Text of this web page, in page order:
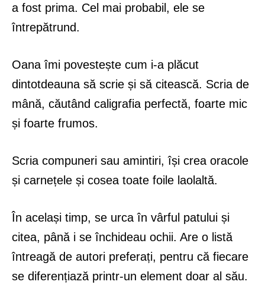
a fost prima. Cel mai probabil, ele se
întrepătrund.
Oana îmi povestește cum i-a plăcut
dintotdeauna să scrie și să citească. Scria de
mână, căutând caligrafia perfectă, foarte mic
și foarte frumos.
Scria compuneri sau amintiri, își crea oracole
și carnețele și cosea toate foile laolaltă.
În același timp, se urca în vârful patului și
citea, până i se închideau ochii. Are o listă
întreagă de autori preferați, pentru că fiecare
se diferențiază printr-un element doar al său.